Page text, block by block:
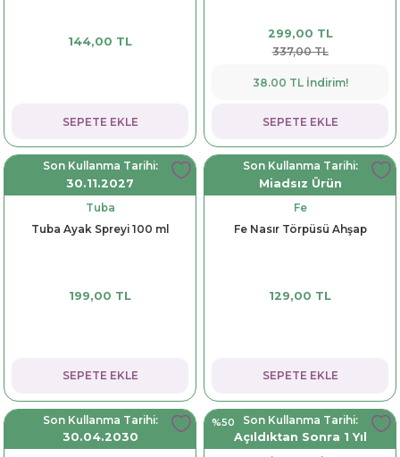
144,00 TL
SEPETE EKLE
299,00 TL
337,00 TL
38.00 TL İndirim!
SEPETE EKLE
Son Kullanma Tarihi:
30.11.2027
Tuba
Tuba Ayak Spreyi 100 ml
199,00 TL
SEPETE EKLE
Son Kullanma Tarihi:
Miadsız Ürün
Fe
Fe Nasır Törpüsü Ahşap
129,00 TL
SEPETE EKLE
Son Kullanma Tarihi:
30.04.2030
%50
Son Kullanma Tarihi:
Açıldıktan Sonra 1 Yıl